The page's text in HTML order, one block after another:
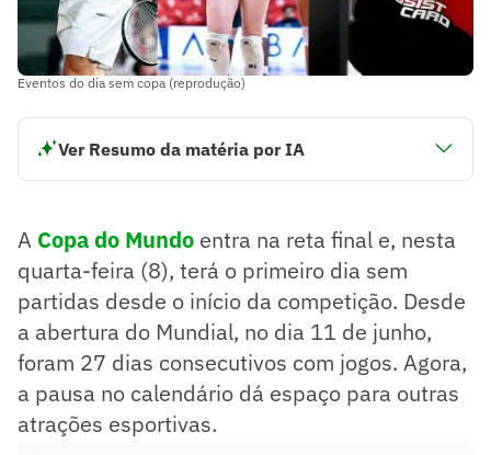
Eventos do dia sem copa (reprodução)
Ver Resumo da matéria por IA
junho, foram 27 dias consecutivos com jogos. Agora, a
pausa no calendário dá espaço para outras atrações
esportivas.
Resumo supervisionado pelo jornalista!
A Copa do Mundo entra na reta final e, nesta
quarta-feira (8), terá o primeiro dia sem
partidas desde o início da competição. Desde
a abertura do Mundial, no dia 11 de junho,
foram 27 dias consecutivos com jogos. Agora,
a pausa no calendário dá espaço para outras
atrações esportivas.